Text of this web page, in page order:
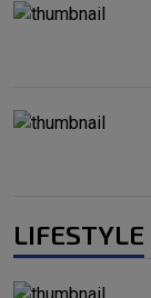
LIFESTYLE